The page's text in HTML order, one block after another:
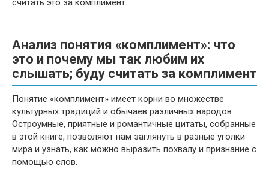
Анализ понятия «комплимент»: что
это и почему мы так любим их
слышать; буду считать за комплимент
Понятие «комплимент» имеет корни во множестве
культурных традиций и обычаев различных народов.
Остроумные, приятные и романтичные цитаты, собранные
в этой книге, позволяют нам заглянуть в разные уголки
мира и узнать, как можно выразить похвалу и признание с
помощью слов.